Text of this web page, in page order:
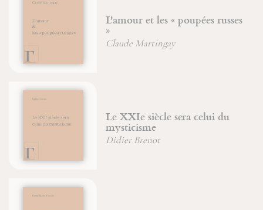
L'amour et les « poupées russes
»
Claude Martingay
Le XXIe siècle sera celui du
mysticisme
Didier Brenot